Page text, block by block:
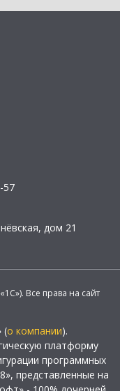
57
дом 21
Все права на сайт
(о компании).
платформу
программных
представленные на